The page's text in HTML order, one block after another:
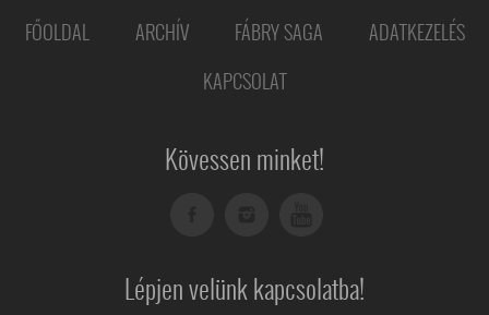
FŐOLDAL ARCHÍV FÁBRY SAGA
ADATKEZELÉS
KAPCSOLAT
Kövessen minket!
Lépjen velünk kapcsolatba!